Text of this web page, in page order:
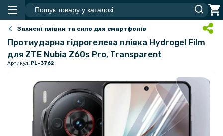
Захисні плівки та скло для смартфонів
Протиударна гідрогелева плівка Hydrogel Film
для ZTE Nubia Z60s Pro, Transparent
Артикул: PL-3762